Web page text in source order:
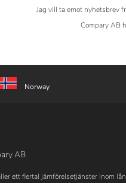
Jag vill ta emot nyhetsbrev
Compary AB
Norway
AB
ett flertal jämförelsetjänster inom